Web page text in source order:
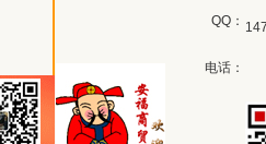
QQ：
电话：